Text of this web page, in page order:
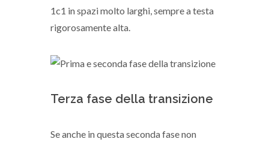
1c1 in spazi molto larghi, sempre a testa
rigorosamente alta.
Terza fase della transizione
Se anche in questa seconda fase non